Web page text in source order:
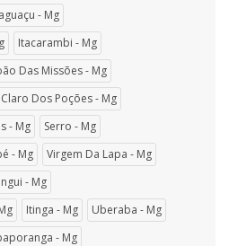
- Mg
Itacarambi - Mg
Das Missões - Mg
Claro Dos Poções - Mg
- Mg
Serro - Mg
- Mg
Virgem Da Lapa - Mg
- Mg
Itinga - Mg
Uberaba - Mg
- Mg